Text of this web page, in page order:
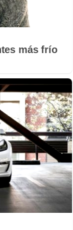
más frío